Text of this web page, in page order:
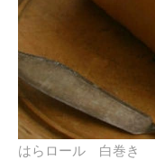
はらロール 白巻き